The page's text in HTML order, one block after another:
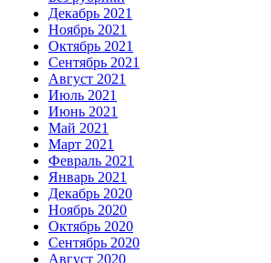
Декабрь 2021
Ноябрь 2021
Октябрь 2021
Сентябрь 2021
Август 2021
Июль 2021
Июнь 2021
Май 2021
Март 2021
Февраль 2021
Январь 2021
Декабрь 2020
Ноябрь 2020
Октябрь 2020
Сентябрь 2020
Август 2020